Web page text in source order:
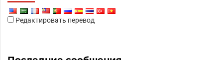
Редактировать перевод